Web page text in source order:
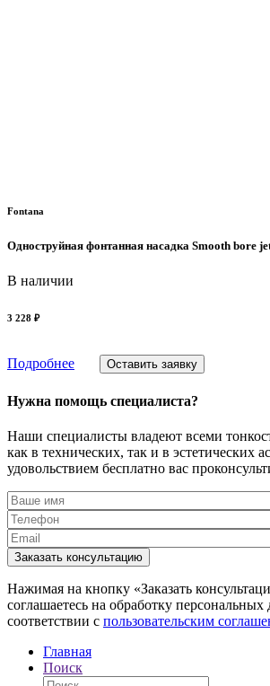
Fontana
Одноструйная фонтанная насадка Smooth bore
В наличии
3 228 ₽
Подробнее Оставить заявку
Нужна помощь специалиста?
Наши специалисты владеют всеми
как в технических, так и в эстетических
удовольствием бесплатно вас
Заказать консультацию
Нажимая на кнопку «Заказать
соглашаетесь на обработку
соответствии с пользовательским
Главная
Поиск